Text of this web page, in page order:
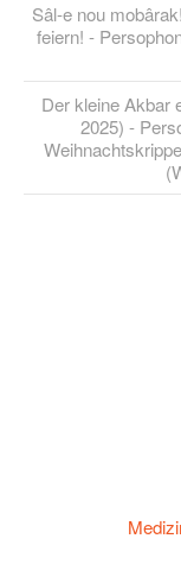
Sâl-e nou
feiern! -
Der kleine Akbar
2025) -